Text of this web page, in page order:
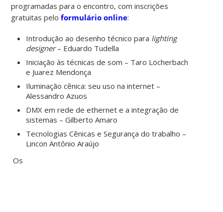
programadas para o encontro, com inscrições
gratuitas peloformulário online:
Introdução ao desenho técnico para lighting
designer– Eduardo Tudella
Iniciação às técnicas de som – Taro Löcherbach
e Juarez Mendonça
Iluminação cênica: seu uso na internet –
Alessandro Azuos
DMX em rede de ethernet e a integração de
sistemas – Gilberto Amaro
Tecnologias Cênicas e Segurança do trabalho –
Lincon Antônio Araújo
Os